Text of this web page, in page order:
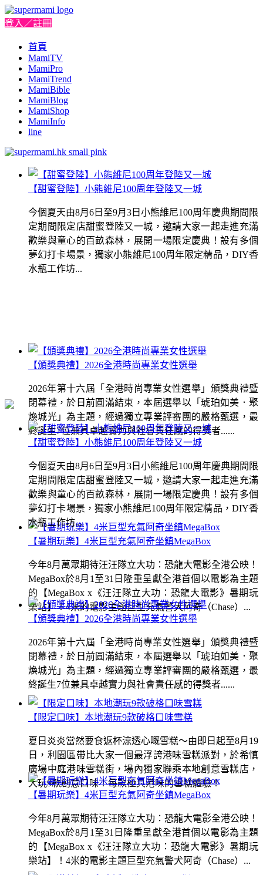
登入／註冊
首頁
MamiTV
MamiPro
MamiTrend
MamiBible
MamiBlog
MamiShop
MamiInfo
line
【甜蜜登陸】小熊維尼100周年登陸又一城
今個夏天由8月6日至9月3日小熊維尼100周年慶典期間限
定期間限定店甜蜜登陸又一城，邀請大家一起走進充滿
歡樂與童心的百畝森林，展開一場限定慶典！設有多個
夢幻打卡場景，獨家小熊維尼100周年限定精品，DIY香
水瓶工作坊...
【頒獎典禮】2026全港時尚專業女性選舉
2026年第十六屆「全港時尚專業女性選舉」頒獎典禮暨
閉幕禮，於日前圓滿結束，本屆選舉以「琥珀如美．聚
煥城光」為主題，經過獨立專業評審團的嚴格甄選，最
終誕生7位兼具卓越實力與社會責任感的得獎者......
【暑期玩樂】4米巨型充氣阿奇坐鎮MegaBox
今年8月萬眾期待汪汪隊立大功：恐龍大電影全港公映！
MegaBox於8月1至31日隆重呈獻全港首個以電影為主題
的【MegaBox x《汪汪隊立大功：恐龍大電影》暑期玩
樂站】！4米的電影主題巨型充氣警犬阿奇（Chase）...
【限定口味】本地潮玩9款破格口味雪糕
夏日炎炎當然要食返杯涼透心嘅雪糕～由即日起至8月19
日，利園區帶比大家一個最浮誇港味雪糕派對，於希慎
廣場中庭港味雪糕街，場內獨家聯乘本地創意雪糕店，
大玩9款創意口味！每款極具港味的雪糕體驗！
【甜蜜登陸】小熊維尼100周年登陸又一城
今個夏天由8月6日至9月3日小熊維尼100周年慶典期間限
定期間限定店甜蜜登陸又一城，邀請大家一起走進充滿
歡樂與童心的百畝森林，展開一場限定慶典！設有多個
夢幻打卡場景，獨家小熊維尼100周年限定精品，DIY香
水瓶工作坊...
【頒獎典禮】2026全港時尚專業女性選舉
2026年第十六屆「全港時尚專業女性選舉」頒獎典禮暨
閉幕禮，於日前圓滿結束，本屆選舉以「琥珀如美．聚
煥城光」為主題，經過獨立專業評審團的嚴格甄選，最
終誕生7位兼具卓越實力與社會責任感的得獎者......
【暑期玩樂】4米巨型充氣阿奇坐鎮MegaBox
今年8月萬眾期待汪汪隊立大功：恐龍大電影全港公映！
MegaBox於8月1至31日隆重呈獻全港首個以電影為主題
的【MegaBox x《汪汪隊立大功：恐龍大電影》暑期玩
樂站】！4米的電影主題巨型充氣警犬阿奇（Chase）...